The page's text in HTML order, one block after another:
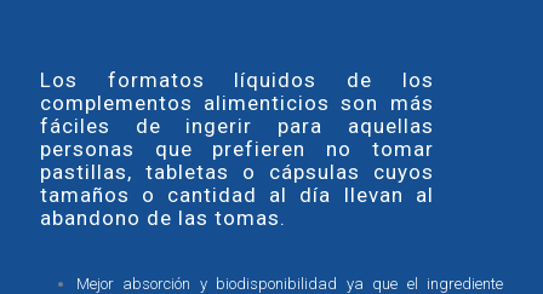
Los formatos líquidos de los
complementos alimenticios son más
fáciles de ingerir para aquellas
personas que prefieren no tomar
pastillas, tabletas o cápsulas cuyos
tamaños o cantidad al día llevan al
abandono de las tomas.
Mejor absorción y biodisponibilidad ya que el ingrediente